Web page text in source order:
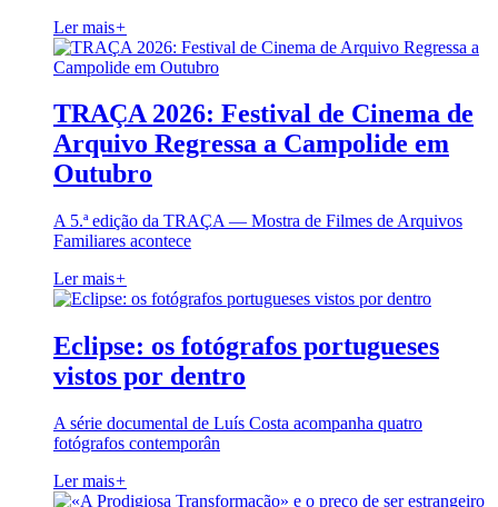
Ler mais+
TRAÇA 2026: Festival de Cinema de
Arquivo Regressa a Campolide em
Outubro
A 5.ª edição da TRAÇA — Mostra de Filmes de Arquivos
Familiares acontece
Ler mais+
Eclipse: os fotógrafos portugueses
vistos por dentro
A série documental de Luís Costa acompanha quatro
fotógrafos contemporân
Ler mais+